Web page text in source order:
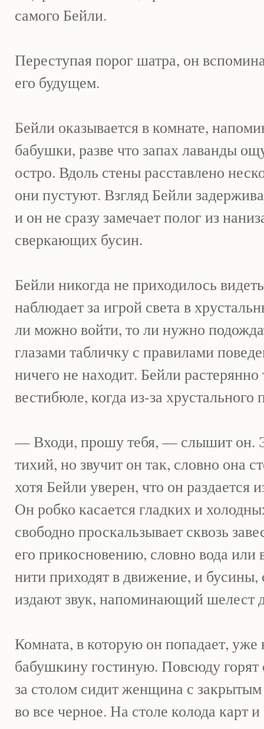
самого Бейли.
Переступая порог шатра, он
его будущем.
Бейли оказывается в комнате,
бабушки, разве что запах лаванды
остро. Вдоль стены расставлено
они пустуют. Взгляд Бейли
и он не сразу замечает полог из
сверкающих бусин.
Бейли никогда не приходилось
наблюдает за игрой света в
ли можно войти, то ли нужно
глазами табличку с правилами
ничего не находит. Бейли растерянно
вестибюле, когда из-за хрустального
— Входи, прошу тебя, — слышит он.
тихий, но звучит он так, словно она
хотя Бейли уверен, что он раздается
Он робко касается гладких и
свободно проскальзывает сквозь
его прикосновению, словно вода
нити приходят в движение, и бусины,
издают звук, напоминающий шелест
Комната, в которую он попадает, уже
бабушкину гостиную. Повсюду горят
за столом сидит женщина с
во все черное. На столе колода карт